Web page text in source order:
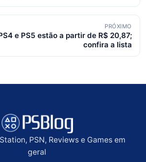
PRÓXIMO
e PS5 estão a partir de R$ 20,87;
confira a lista
PSN, Reviews e Games em
geral